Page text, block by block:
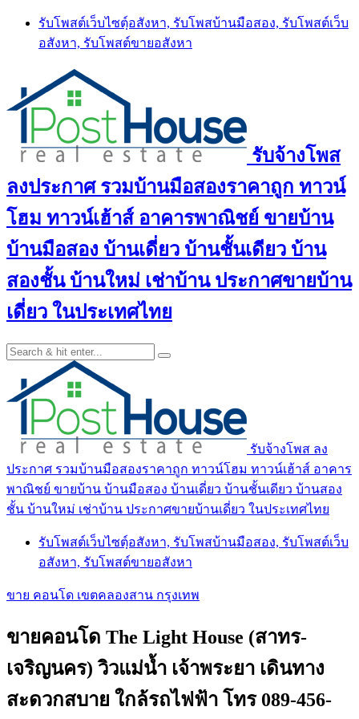
Skip
content
รับโพสต์เว็บไซตฺ์อสังหา, รับโพสบ้านมือสอง, รับโพสต์เว็บ
อสังหา, รับโพสต์ขายอสังหา
รับจ้างโพส
ลงประกาศ รวมบ้านมือสองราคาถูก ทาวน์
โฮม ทาวน์เฮ้าส์ อาคารพาณิชย์ ขายบ้าน
บ้านมือสอง บ้านเดี่ยว บ้านชั้นเดียว บ้าน
สองชั้น บ้านใหม่ เช่าบ้าน ประกาศขายบ้าน
เดี่ยว ในประเทศไทย
รับจ้างโพส ลง
ประกาศ รวมบ้านมือสองราคาถูก ทาวน์โฮม ทาวน์เฮ้าส์ อาคาร
พาณิชย์ ขายบ้าน บ้านมือสอง บ้านเดี่ยว บ้านชั้นเดียว บ้านสอง
ชั้น บ้านใหม่ เช่าบ้าน ประกาศขายบ้านเดี่ยว ในประเทศไทย
รับโพสต์เว็บไซตฺ์อสังหา, รับโพสบ้านมือสอง, รับโพสต์เว็บ
อสังหา, รับโพสต์ขายอสังหา
ขาย คอนโด เขตคลองสาน กรุงเทพ
ขายคอนโด The Light House (สาทร-
เจริญนคร) วิวแม่น้ำ เจ้าพระยา เดินทาง
สะดวกสบาย ใกล้รถไฟฟ้า โทร 089-456-